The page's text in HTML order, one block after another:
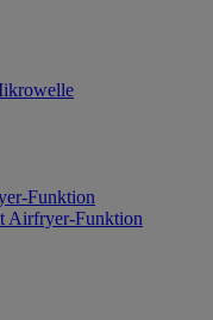
Funktion
Airfryer-Funktion